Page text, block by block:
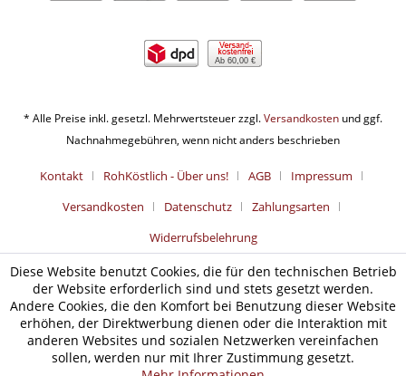
Ab 60,00 €
* Alle Preise inkl. gesetzl. Mehrwertsteuer zzgl.Versandkosten und ggf.
Nachnahmegebühren, wenn nicht anders beschrieben
Kontakt RohKöstlich - Über uns! AGB
Impressum
Versandkosten
Datenschutz
Zahlungsarten
Widerrufsbelehrung
Diese Website benutzt Cookies, die für den technischen Betrieb
der Website erforderlich sind und stets gesetzt werden.
Andere Cookies, die den Komfort bei Benutzung dieser Website
erhöhen, der Direktwerbung dienen oder die Interaktion mit
anderen Websites und sozialen Netzwerken vereinfachen
sollen, werden nur mit Ihrer Zustimmung gesetzt.